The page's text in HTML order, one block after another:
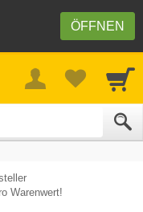
ÖFFNEN
Warenwert!